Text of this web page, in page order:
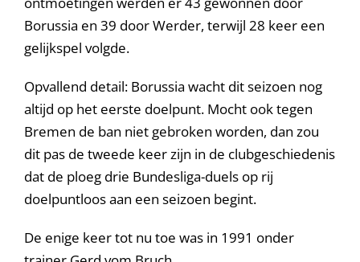
Borussia en 39 door Werder, terwijl 28 keer een
gelijkspel volgde.
Opvallend detail: Borussia wacht dit seizoen nog
altijd op het eerste doelpunt. Mocht ook tegen
Bremen de ban niet gebroken worden, dan zou
dit pas de tweede keer zijn in de clubgeschiedenis
dat de ploeg drie Bundesliga-duels op rij
doelpuntloos aan een seizoen begint.
De enige keer tot nu toe was in 1991 onder